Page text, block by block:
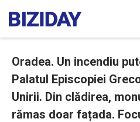
Oradea. Un incendiu
Palatul Episcopiei
Unirii. Din clădirea,
rămas doar fațada.